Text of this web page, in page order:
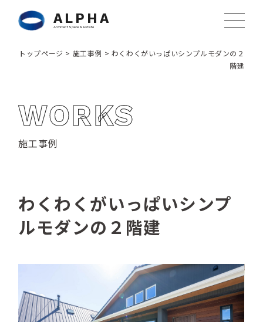
ALPHA
Architect Space & Estate
トップページ > 施工事例 > わくわくがいっぱいシンプルモダンの２
階建
WORKS
施工事例
わくわくがいっぱいシンプ
ルモダンの２階建